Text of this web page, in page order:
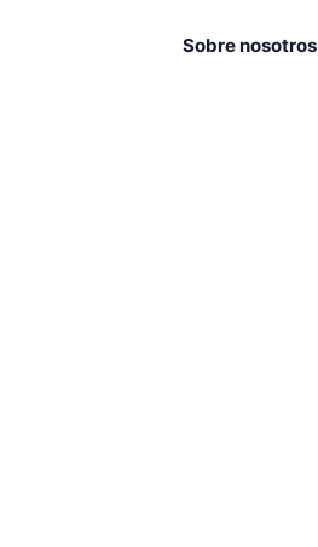
Sobre nosotros